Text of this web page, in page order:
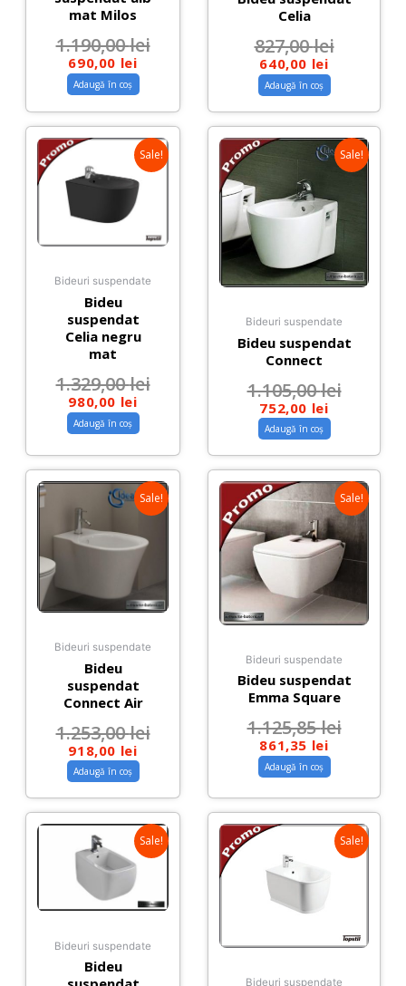
mat Milos
1.190,00lei
690,00 lei
Adaugă în coș
Celia
827,00lei
640,00 lei
Adaugă în coș
Sale!
Bideuri suspendate
Bideu
suspendat
Celia negru
mat
1.329,00lei
980,00 lei
Adaugă în coș
Sale!
Bideuri suspendate
Bideu suspendat
Connect
1.105,00lei
752,00 lei
Adaugă în coș
Sale!
Bideuri suspendate
Bideu
suspendat
Connect Air
1.253,00lei
918,00 lei
Adaugă în coș
Sale!
Bideuri suspendate
Bideu suspendat
Emma Square
1.125,85lei
861,35 lei
Adaugă în coș
Sale!
Bideuri suspendate
Bideu
Sale!
Bideuri suspendate